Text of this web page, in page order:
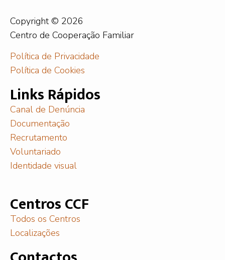
Copyright © 2026
Centro de Cooperação Familiar
Política de Privacidade
Política de Cookies
Links Rápidos
Canal de Denúncia
Documentação
Recrutamento
Voluntariado
Identidade visual
Centros CCF
Todos os Centros
Localizações